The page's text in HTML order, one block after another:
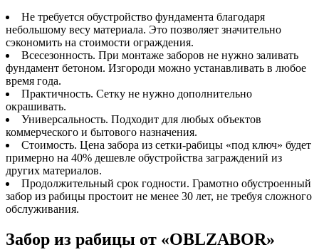
Не требуется обустройство фундамента благодаря
небольшому весу материала. Это позволяет значительно
сэкономить на стоимости ограждения.
Всесезонность. При монтаже заборов не нужно заливать
фундамент бетоном. Изгороди можно устанавливать в любое
время года.
Практичность. Сетку не нужно дополнительно
окрашивать.
Универсальность. Подходит для любых объектов
коммерческого и бытового назначения.
Стоимость. Цена забора из сетки-рабицы «под ключ» будет
примерно на 40% дешевле обустройства заграждений из
других материалов.
Продолжительный срок годности. Грамотно обустроенный
забор из рабицы простоит не менее 30 лет, не требуя сложного
обслуживания.
Забор из рабицы от «OBLZABOR»